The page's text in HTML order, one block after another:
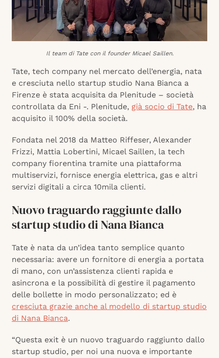
Il team di Tate con il founder Micael Saillen.
Tate, tech company nel mercato dell’energia, nata
e cresciuta nello startup studio Nana Bianca a
Firenze è stata acquisita da Plenitude – società
controllata da Eni -. Plenitude, già socio di Tate, ha
acquisito il 100% della società.
Fondata nel 2018 da Matteo Riffeser, Alexander
Frizzi, Mattia Lobertini, Micael Saillen, la tech
company fiorentina tramite una piattaforma
multiservizi, fornisce energia elettrica, gas e altri
servizi digitali a circa 10mila clienti.
Nuovo traguardo raggiunte dallo
startup studio di Nana Bianca
Tate è nata da un’idea tanto semplice quanto
necessaria: avere un fornitore di energia a portata
di mano, con un’assistenza clienti rapida e
asincrona e la possibilità di gestire il pagamento
delle bollette in modo personalizzato; ed è
cresciuta grazie anche al modello di startup studio
di Nana Bianca.
“Questa exit è un nuovo traguardo raggiunto dallo
startup studio, per noi una nuova e importante